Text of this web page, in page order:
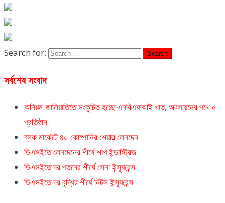
Search for:
সর্বশেষ সংবাদ
অনিয়ম-জালিয়াতিতে সংকুচিত হচ্ছে এনবিএফআই খাত, অবসায়নের পথে ৫
প্রতিষ্ঠান
ব্লক মার্কেটে ৪০ কোম্পানির শেয়ার লেনদেন
ডিএসইতে লেনদেনের শীর্ষে শার্প ইন্ডাস্ট্রিজ
ডিএসইতে দর পতনের শীর্ষে সেনা ইন্স্যুরেন্স
ডিএসইতে দর বৃদ্ধির শীর্ষে নিটল ইন্স্যুরেন্স